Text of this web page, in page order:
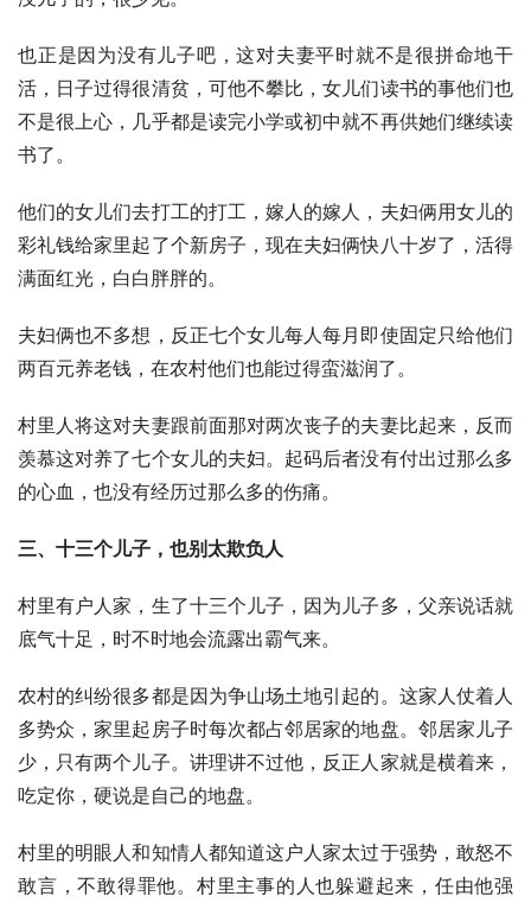
也正是因为没有儿子吧，这对夫妻平时就不是很拼命地干
活，日子过得很清贫，可他不攀比，女儿们读书的事他们也
不是很上心，几乎都是读完小学或初中就不再供她们继续读
书了。
他们的女儿们去打工的打工，嫁人的嫁人，夫妇俩用女儿的
彩礼钱给家里起了个新房子，现在夫妇俩快八十岁了，活得
满面红光，白白胖胖的。
夫妇俩也不多想，反正七个女儿每人每月即使固定只给他们
两百元养老钱，在农村他们也能过得蛮滋润了。
村里人将这对夫妻跟前面那对两次丧子的夫妻比起来，反而
羡慕这对养了七个女儿的夫妇。起码后者没有付出过那么多
的心血，也没有经历过那么多的伤痛。
三、十三个儿子，也别太欺负人
村里有户人家，生了十三个儿子，因为儿子多，父亲说话就
底气十足，时不时地会流露出霸气来。
农村的纠纷很多都是因为争山场土地引起的。这家人仗着人
多势众，家里起房子时每次都占邻居家的地盘。邻居家儿子
少，只有两个儿子。讲理讲不过他，反正人家就是横着来，
吃定你，硬说是自己的地盘。
村里的明眼人和知情人都知道这户人家太过于强势，敢怒不
敢言，不敢得罪他。村里主事的人也躲避起来，任由他强